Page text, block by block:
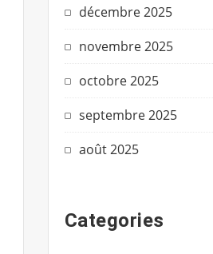
décembre 2025
novembre 2025
octobre 2025
septembre 2025
août 2025
Categories